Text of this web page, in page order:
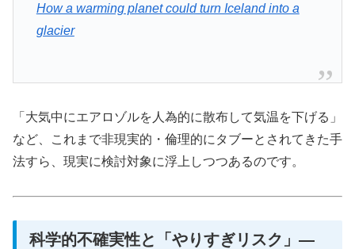
How a warming planet could turn Iceland into a
glacier
「大気中にエアロゾルを人為的に散布して気温を下げる」
など、これまで非現実的・倫理的にタブーとされてきた手
法すら、現実に検討対象に浮上しつつあるのです。
科学的不確実性と「やりすぎリスク」―